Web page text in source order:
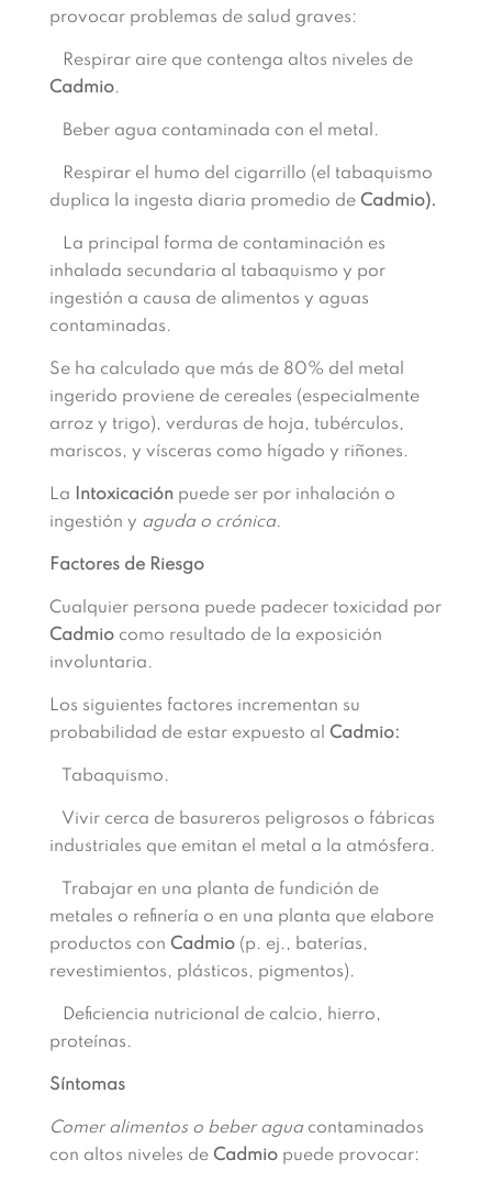
provocar problemas de salud graves:
Respirar aire que contenga altos niveles de
Cadmio.
Beber agua contaminada con el metal.
Respirar el humo del cigarrillo (el tabaquismo
duplica la ingesta diaria promedio de Cadmio).
La principal forma de contaminación es
inhalada secundaria al tabaquismo y por
ingestión a causa de alimentos y aguas
contaminadas.
Se ha calculado que más de 80% del metal
ingerido proviene de cereales (especialmente
arroz y trigo), verduras de hoja, tubérculos,
mariscos, y vísceras como hígado y riñones.
La Intoxicaciónpuede ser por inhalación o
ingestión y aguda o crónica.
Factores de Riesgo
Cualquier persona puede padecer toxicidad por
Cadmiocomo resultado de la exposición
involuntaria.
Los siguientes factores incrementan su
probabilidad de estar expuesto al Cadmio:
Tabaquismo.
Vivir cerca de basureros peligrosos o fábricas
industriales que emitan el metal a la atmósfera.
Trabajar en una planta de fundición de
metales o refinería o en una planta que elabore
productos con Cadmio(p. ej., baterías,
revestimientos, plásticos, pigmentos).
Deficiencia nutricional de calcio, hierro,
proteínas.
Síntomas
Comer alimentos o beber aguacontaminados
con altos niveles de Cadmiopuede provocar: